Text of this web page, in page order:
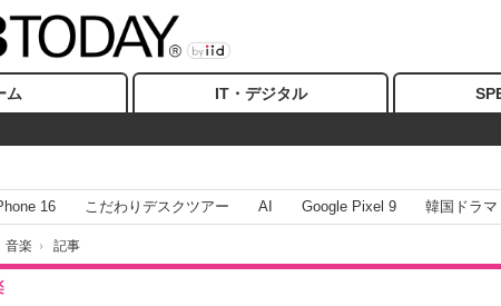
ム IT・デジタル
16 こだわりデスクツアー AI Google Pixel 9 韓国ドラマ
音楽 › 記事